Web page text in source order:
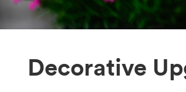
Decorative